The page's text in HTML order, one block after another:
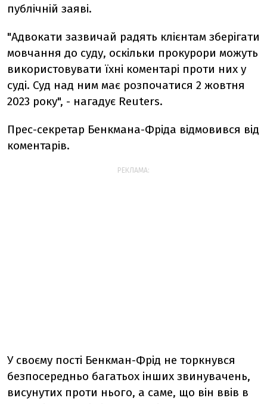
публічній заяві.
"Адвокати зазвичай радять клієнтам зберігати
мовчання до суду, оскільки прокурори можуть
використовувати їхні коментарі проти них у
суді. Суд над ним має розпочатися 2 жовтня
2023 року", - нагадує Reuters.
Прес-секретар Бенкмана-Фріда відмовився від
коментарів.
РЕКЛАМА:
У своєму пості Бенкман-Фрід не торкнувся
безпосередньо багатьох інших звинувачень,
висунутих проти нього, а саме, що він ввів в